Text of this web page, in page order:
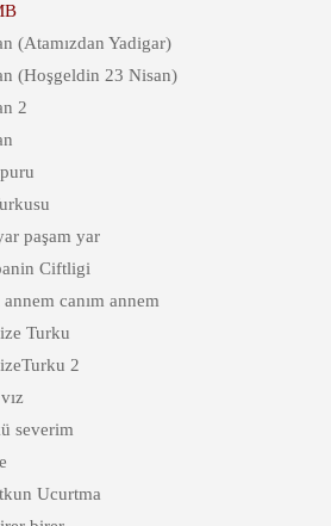
(Atamızdan Yadigar)
(Hoşgeldin 23 Nisan)
2
paşam yar
Ciftligi
canım annem
Turku
2
severim
Ucurtma